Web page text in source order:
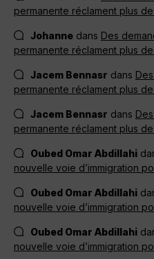
permanente réclament plus
Johanne dans Des
permanente réclament plus
Jacem Bennasr dans
permanente réclament plus
Jacem Bennasr dans
permanente réclament plus
Oubed Omar Abdillahi
nouvelle voie d’immigration
Oubed Omar Abdillahi
nouvelle voie d’immigration
Oubed Omar Abdillahi
nouvelle voie d’immigration